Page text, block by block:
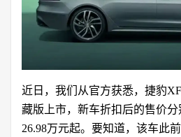
近日，我们从官方获悉，捷豹
藏版上市，新车折扣后的售价分
26.98万元起。要知道，该车此